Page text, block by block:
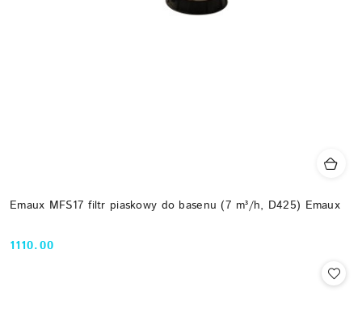
Emaux MFS17 filtr piaskowy do basenu (7 m³/h, D425) Emaux
Cena:
1110.00